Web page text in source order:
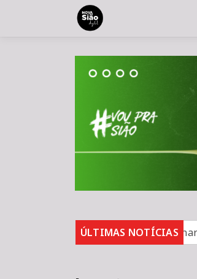
ÚLTIMAS NOTÍCIAS
de sarampo; 16 não se vacinaram